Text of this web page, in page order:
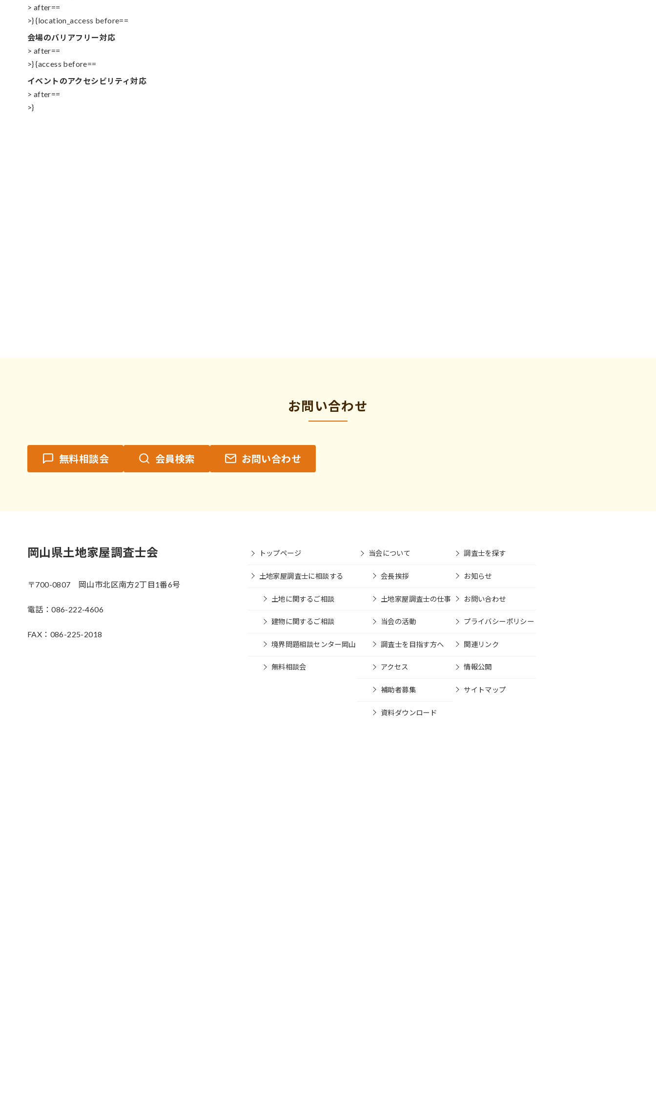
> after==
>} {location_access before==
会場のバリアフリー対応
> after==
>} {access before==
イベントのアクセシビリティ対応
> after==
>}
お問い合わせ
無料相談会 会員検索 お問い合わせ
岡山県土地家屋調査士会
〒700-0807 岡山市北区南方2丁目1番6号
電話：086-222-4606
FAX：086-225-2018
トップページ
土地家屋調査士に相談する
土地に関するご相談
建物に関するご相談
境界問題相談センター岡山
無料相談会
当会について
会長挨拶
土地家屋調査士の仕事
当会の活動
調査士を目指す方へ
アクセス
補助者募集
資料ダウンロード
調査士を探す
お知らせ
お問い合わせ
プライバシーポリシー
関連リンク
情報公開
サイトマップ